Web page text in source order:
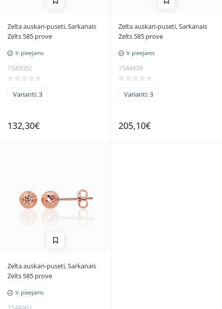
Zelta auskari-puseti, Sarkanais
Zelts 585 prove
Ir pieejams
1545052
Varianti: 3
132,30€
Zelta auskari-puseti, Sarkanais
Zelts 585 prove
Ir pieejams
1544939
Varianti: 3
205,10€
Zelta auskari-puseti, Sarkanais
Zelts 585 prove
Ir pieejams